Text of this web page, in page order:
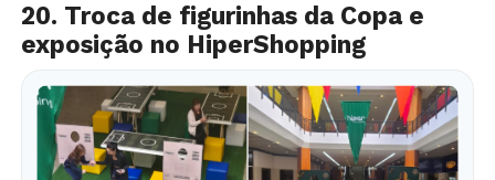
20. Troca de figurinhas da Copa e
exposição no HiperShopping